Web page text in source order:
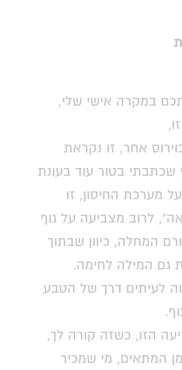
במקרה אישי שלי,
אחר, זו נקראת
שכתבתי בטור עוד בעונת
מערכת החיסון, זו
לרוב מצביעה על גוף
המחלה, כיוון שבתוך
גם המילה לחימה.
לעיתים דרך של הטבע
הזו, כשזה קורה לך,
המתאים, מי שמכיר